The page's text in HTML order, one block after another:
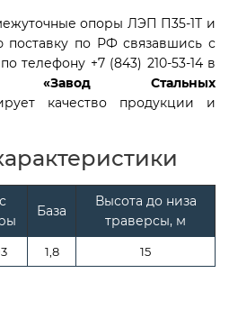
опоры ЛЭП П35-1Т и
поставку по РФ связавшись с
телефону +7 (843) 210-53-14 в
Стальных
качество продукции и
База
Высота до низа
траверсы, м
1,8 15